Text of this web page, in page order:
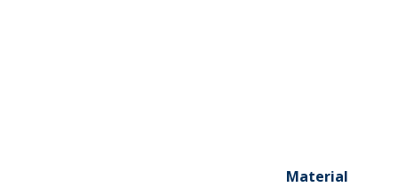
Material